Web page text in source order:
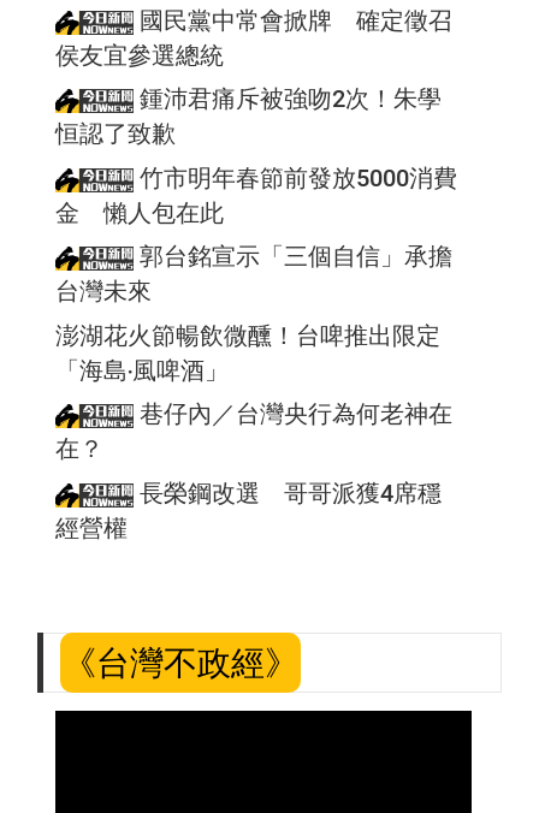
國民黨中常會掀牌 確定徵召
侯友宜參選總統
鍾沛君痛斥被強吻2次！朱學
恒認了致歉
竹市明年春節前發放5000消費
金 懶人包在此
郭台銘宣示「三個自信」承擔
台灣未來
澎湖花火節暢飲微醺！台啤推出限定
「海島‧風啤酒」
巷仔內／台灣央行為何老神在
在？
長榮鋼改選 哥哥派獲4席穩
經營權
《台灣不政經》